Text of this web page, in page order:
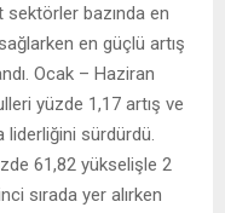
sektörler bazında en
en güçlü artış
Ocak – Haziran
yüzde 1,17 artış ve
sürdürdü.
61,82 yükselişle 2
sırada yer alırken